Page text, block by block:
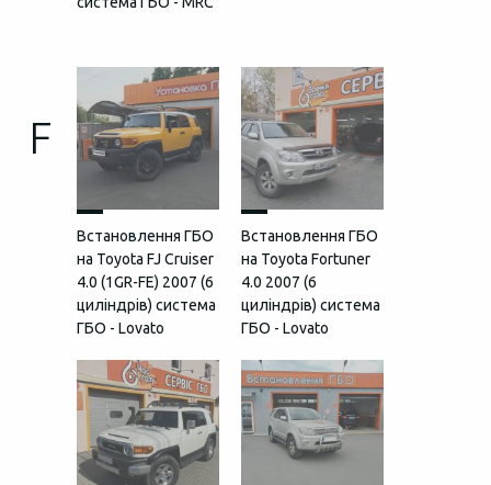
F
Встановлення ГБО
на Toyota FJ Cruiser
4.0 (1GR-FE) 2007 (6
циліндрів) система
ГБО - Lovato
Встановлення ГБО
на Toyota Fortuner
4.0 2007 (6
циліндрів) система
ГБО - Lovato